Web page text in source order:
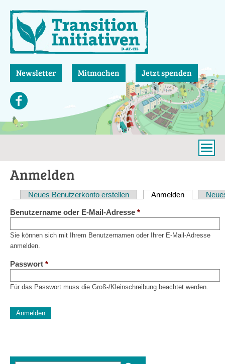
zum
Inhalt
Newsletter Mitmachen Jetzt spenden
Anmelden
Haupt-
Reiter
Neues Benutzerkonto erstellen Anmelden(aktiver
Benutzername oder E-Mail-Adresse *
Sie können sich mit Ihrem Benutzernamen oder Ihrer E-Mail-Adresse
anmelden.
Passwort *
Für das Passwort muss die Groß-/Kleinschreibung beachtet werden.
Diese Sicherheitsfrage überprüft, ob Sie ein menschlicher